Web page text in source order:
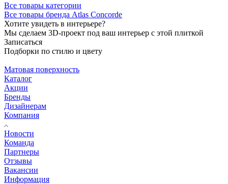
Все товары категории
Все товары бренда Atlas Concorde
Хотите увидеть в интерьере?
Мы сделаем 3D-проект под ваш интерьер с этой плиткой
Записаться
Подборки по стилю и цвету
Матовая поверхность
Каталог
Акции
Бренды
Дизайнерам
Компания
Новости
Команда
Партнеры
Отзывы
Вакансии
Информация